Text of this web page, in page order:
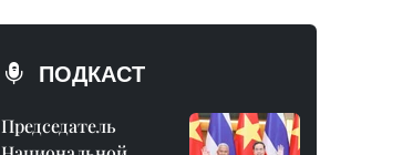
ПОДКАСТ
Председатель